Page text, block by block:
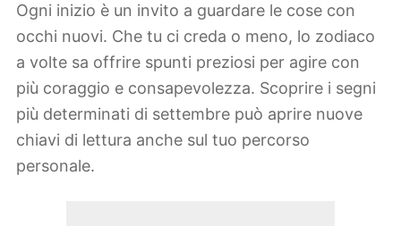
Ogni inizio è un invito a guardare le cose con
occhi nuovi. Che tu ci creda o meno, lo zodiaco
a volte sa offrire spunti preziosi per agire con
più coraggio e consapevolezza. Scoprire i segni
più determinati di settembre può aprire nuove
chiavi di lettura anche sul tuo percorso
personale.